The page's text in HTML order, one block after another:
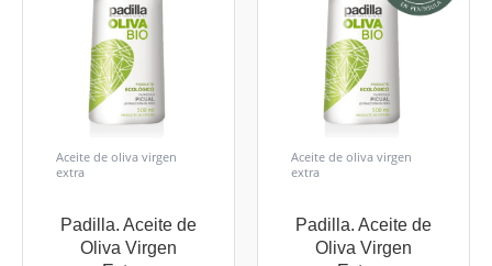
Aceite de oliva virgen
extra
Padilla. Aceite de
Oliva Virgen
Aceite de oliva virgen
extra
Padilla. Aceite de
Oliva Virgen